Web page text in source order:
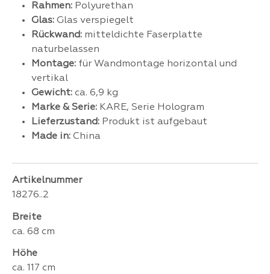
Rahmen: Polyurethan
Glas: Glas verspiegelt
Rückwand: mitteldichte Faserplatte
naturbelassen
Montage: für Wandmontage horizontal und
vertikal
Gewicht: ca. 6,9 kg
Marke & Serie: KARE, Serie Hologram
Lieferzustand: Produkt ist aufgebaut
Made in: China
Artikelnummer
18276..2
Breite
ca. 68 cm
Höhe
ca. 117 cm